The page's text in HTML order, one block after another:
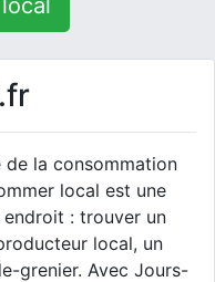
de la consommation
local est une
: trouver un
local, un
grenier. Avec Jours-